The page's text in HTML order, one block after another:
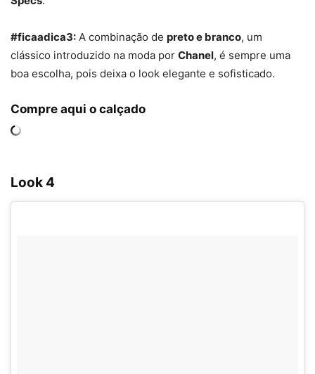
#ficaadica3: A combinação de preto e branco, um
clássico introduzido na moda por Chanel, é sempre uma
boa escolha, pois deixa o look elegante e sofisticado.
Compre aqui o calçado
Look 4